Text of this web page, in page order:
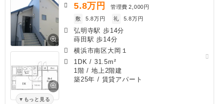
もっと見る
5.8万円 管理費 2,000円
敷
5.8万円 礼 5.8万円
弘明寺駅 歩14分
蒔田駅 歩14分
横浜市南区大岡１
1DK / 31.5m²
1階 / 地上2階建
築25年 / 賃貸アパート